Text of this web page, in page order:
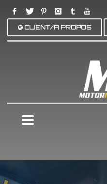
CLIENT/A PROPOS